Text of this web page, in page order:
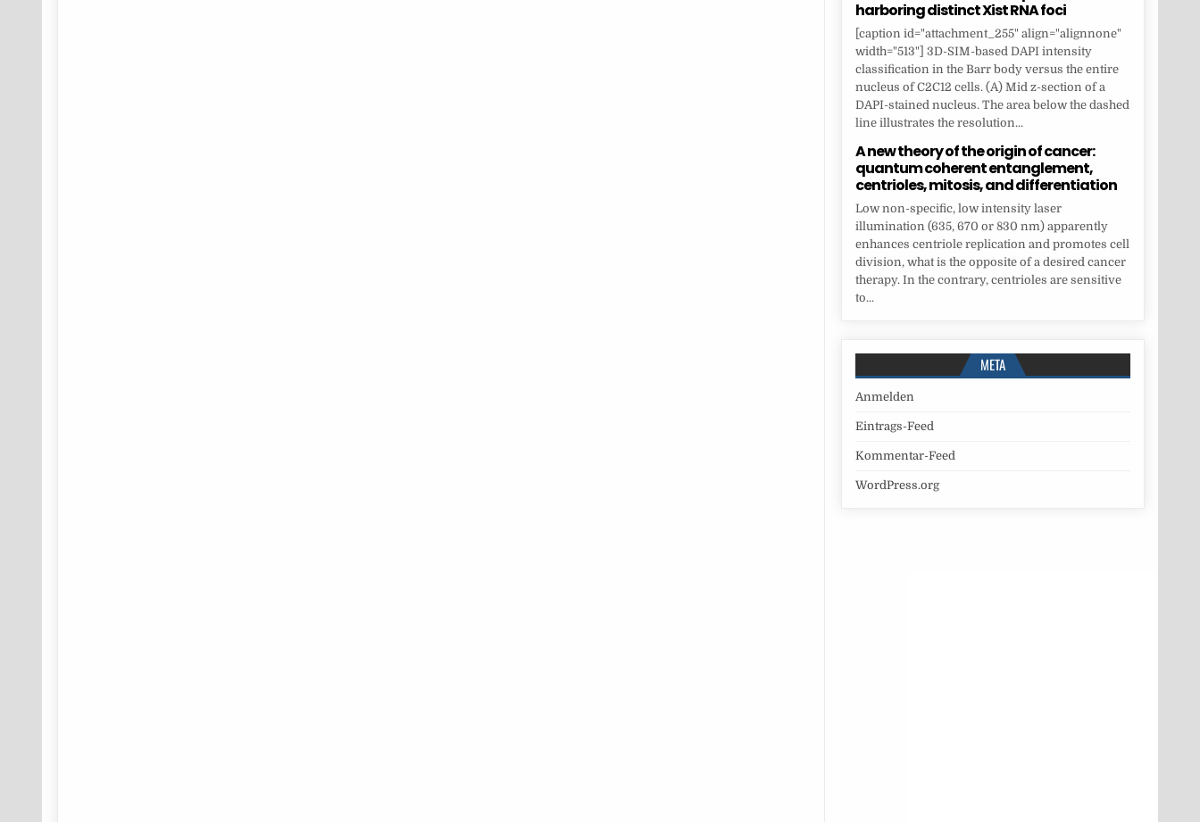
harboring distinct Xist RNA foci
[caption id="attachment_255" align="alignnone"
width="513"] 3D-SIM-based DAPI intensity
classification in the Barr body versus the entire
nucleus of C2C12 cells. (A) Mid z-section of a
DAPI-stained nucleus. The area below the dashed
line illustrates the resolution...
A new theory of the origin of cancer:
quantum coherent entanglement,
centrioles, mitosis, and differentiation
Low non-specific, low intensity laser
illumination (635, 670 or 830 nm) apparently
enhances centriole replication and promotes cell
division, what is the opposite of a desired cancer
therapy. In the contrary, centrioles are sensitive
to...
META
Anmelden
Eintrags-Feed
Kommentar-Feed
WordPress.org